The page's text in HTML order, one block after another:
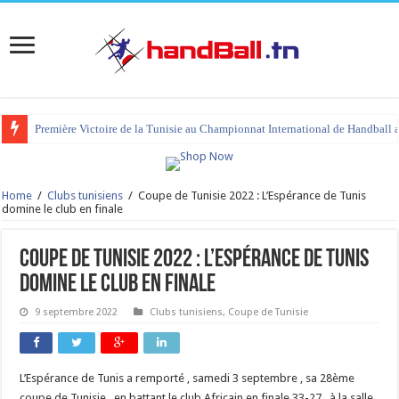
Première Victoire de la Tunisie au Championnat International de Handball
Home / Clubs tunisiens / Coupe de Tunisie 2022 : L’Espérance de Tunis
domine le club en finale
Coupe de Tunisie 2022 : L’Espérance de Tunis
domine le club en finale
9 septembre 2022 Clubs tunisiens, Coupe de Tunisie
L’Espérance de Tunis a remporté , samedi 3 septembre , sa 28ème